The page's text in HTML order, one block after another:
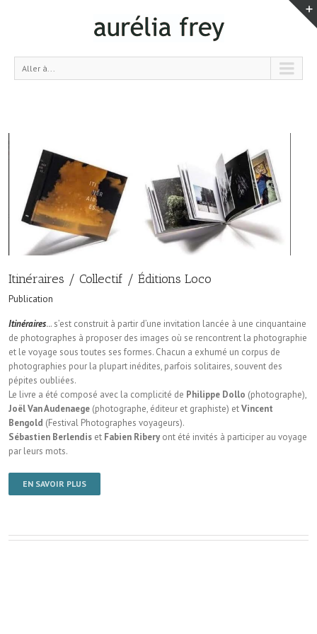
Aller à...
Itinéraires / Collectif / Éditions Loco
Publication
Itinéraires... s’est construit à partir d’une invitation lancée à une cinquantaine
de photographes à proposer des images où se rencontrent la photographie
et le voyage sous toutes ses formes. Chacun a exhumé un corpus de
photographies pour la plupart inédites, parfois solitaires, souvent des
pépites oubliées.
Le livre a été composé avec la complicité de Philippe Dollo (photographe),
Joël Van Audenaege (photographe, éditeur et graphiste) etVincent
Bengold (Festival Photographes voyageurs).
Sébastien Berlendis et Fabien Ribery ont été invités à participer au voyage
par leurs mots.
EN SAVOIR PLUS